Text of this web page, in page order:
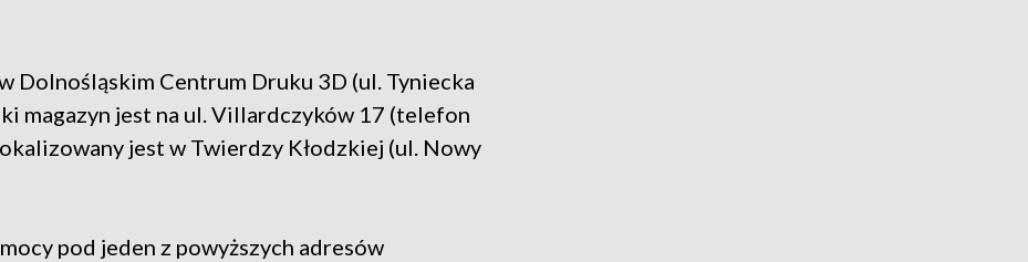
Dolnośląskim Centrum Druku 3D (ul. Tyniecka
magazyn jest na ul. Villardczyków 17 (telefon
jest w Twierdzy Kłodzkiej (ul. Nowy
pod jeden z powyższych adresów